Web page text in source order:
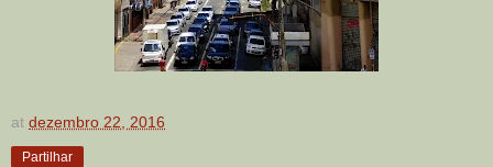
at dezembro 22, 2016
Partilhar